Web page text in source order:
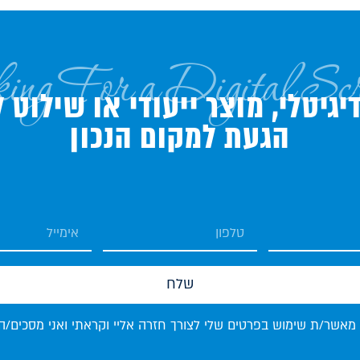
For a Digital
מוצר ייעודי או
הגעת למקום הנכון
מאשר/ת שימוש בפרטים שלי לצורך חזרה אליי וקראתי ואני מסכים/
שלח